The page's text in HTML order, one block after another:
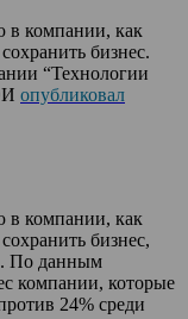
в компании, как
бизнес.
“Технологии
опубликовал
в компании, как
бизнес,
По данным
компании, которые
24% среди